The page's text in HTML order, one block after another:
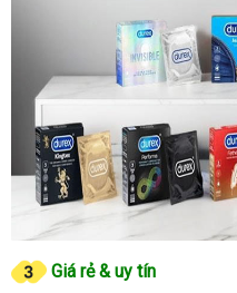
Giá rẻ & uy tín